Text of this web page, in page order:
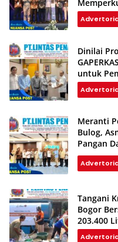
Dinilai
untuk
Meranti
Bulog,
Pangan
Tangani
Bogor
203.400